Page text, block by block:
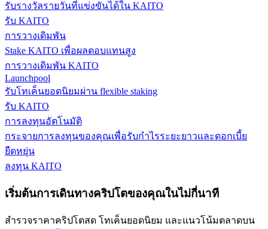
รับรางวัลการแข่งขันทุกวัน
การปักหลัก
รับรางวัลรายวันที่แข่งขันได้ใน KAITO
รับ KAITO
การวางเดิมพัน
Stake KAITO เพื่อผลตอบแทนสูง
การวางเดิมพัน KAITO
Launchpool
รับโทเค็นยอดนิยมผ่าน flexible staking
รับ KAITO
การลงทุนอัตโนมัติ
กระจายการลงทุนของคุณเพื่อรับกำไรระยะยาวและดอกเบี้ย
ยืดหยุ่น
ลงทุน KAITO
เริ่มต้นการเดินทางคริปโตของคุณในไม่กี่นาที
สำรวจราคาคริปโตสด โทเค็นยอดนิยม และแนวโน้มตลาดบน